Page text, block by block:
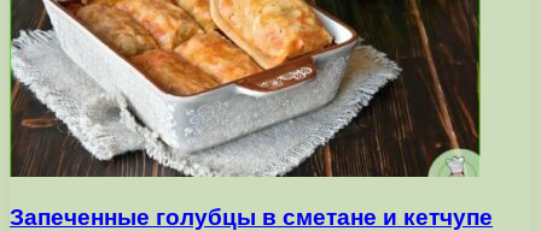
Запеченные голубцы в сметане и кетчупе